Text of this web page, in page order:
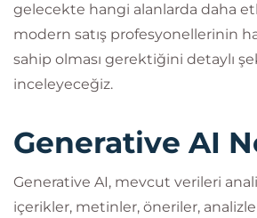
gelecekte hangi alanlarda daha
modern satış profesyonellerinin
sahip olması gerektiğini detaylı
inceleyeceğiz.
Generative AI
Generative AI, mevcut verileri
içerikler, metinler, öneriler,